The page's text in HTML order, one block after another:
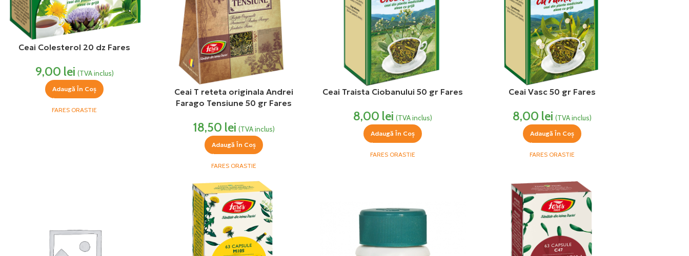
Ceai Colesterol 20 dz Fares
9,00 lei (TVA inclus)
Adaugă În Coș
FARES ORASTIE
Ceai T reteta originala Andrei
Farago Tensiune 50 gr Fares
18,50 lei (TVA inclus)
Adaugă În Coș
FARES ORASTIE
Ceai Traista Ciobanului 50 gr Fares
8,00 lei (TVA inclus)
Adaugă În Coș
FARES ORASTIE
Ceai Vasc 50 gr Fares
8,00 lei (TVA inclus)
Adaugă În Coș
FARES ORASTIE